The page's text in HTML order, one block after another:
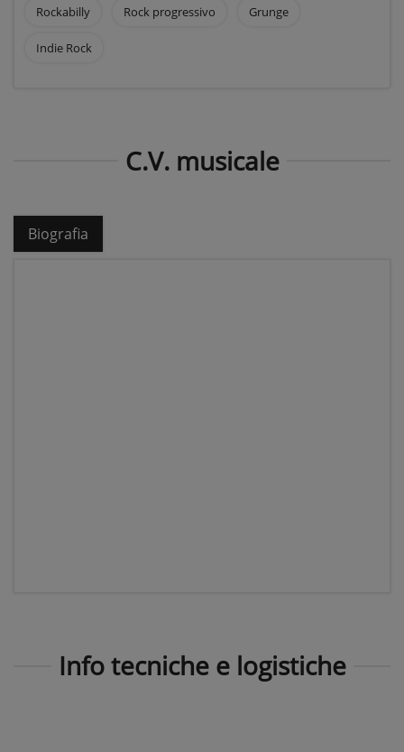
Rockabilly Rock progressivo Grunge
Indie Rock
C.V. musicale
Biografia
Info tecniche e logistiche